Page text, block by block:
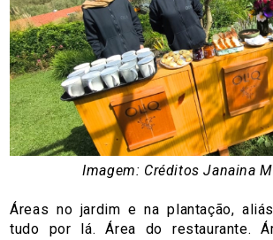
Imagem: Créditos Janaina
Áreas no jardim e na plantação,
tudo por lá. Área do restaurante.